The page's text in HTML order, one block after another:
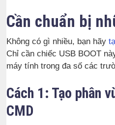
Cần chuẩn bị
Không có gì nhiều, bạn hãy
Chỉ cần chiếc USB BOOT
máy tính trong đa số các
Cách 1: Tạo phân
CMD